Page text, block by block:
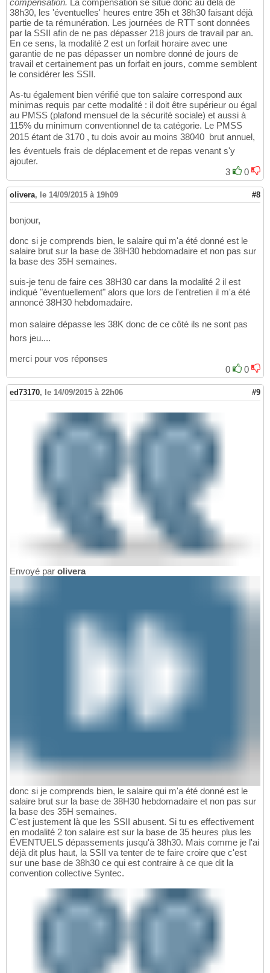
compensation. La compensation se situe donc au delà de
38h30, les 'éventuelles' heures entre 35h et 38h30 faisant déjà
partie de ta rémunération. Les journées de RTT sont données
par la SSII afin de ne pas dépasser 218 jours de travail par an.
En ce sens, la modalité 2 est un forfait horaire avec une
garantie de ne pas dépasser un nombre donné de jours de
travail et certainement pas un forfait en jours, comme semblent
le considérer les SSII.
As-tu également bien vérifié que ton salaire correspond aux
minimas requis par cette modalité : il doit être supérieur ou égal
au PMSS (plafond mensuel de la sécurité sociale) et aussi à
115% du minimum conventionnel de ta catégorie. Le PMSS
2015 étant de 3170 , tu dois avoir au moins 38040  brut annuel,
les éventuels frais de déplacement et de repas venant s'y
ajouter.
3
0
olivera, le 14/09/2015 à 19h09 #8
bonjour,
donc si je comprends bien, le salaire qui m'a été donné est le
salaire brut sur la base de 38H30 hebdomadaire et non pas sur
la base des 35H semaines.
suis-je tenu de faire ces 38H30 car dans la modalité 2 il est
indiqué "éventuellement" alors que lors de l'entretien il m'a été
annoncé 38H30 hebdomadaire.
mon salaire dépasse les 38K donc de ce côté ils ne sont pas
hors jeu....
merci pour vos réponses
0
0
ed73170, le 14/09/2015 à 22h06 #9
Envoyé par olivera
donc si je comprends bien, le salaire qui m'a été donné est le
salaire brut sur la base de 38H30 hebdomadaire et non pas sur
la base des 35H semaines.
C'est justement là que les SSII abusent. Si tu es effectivement
en modalité 2 ton salaire est sur la base de 35 heures plus les
ÉVENTUELS dépassements jusqu'à 38h30. Mais comme je l'ai
déjà dit plus haut, la SSII va tenter de te faire croire que c'est
sur une base de 38h30 ce qui est contraire à ce que dit la
convention collective Syntec.